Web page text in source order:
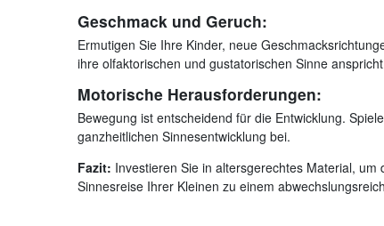
Geschmack und Geruch:
Ermutigen Sie Ihre Kinder, neue
ihre olfaktorischen und gustatorischen Sinne
Motorische Herausforderungen:
Bewegung ist entscheidend für die Entwicklung.
ganzheitlichen Sinnesentwicklung bei.
Fazit: Investieren Sie in altersgerechtes Material,
Sinnesreise Ihrer Kleinen zu einem